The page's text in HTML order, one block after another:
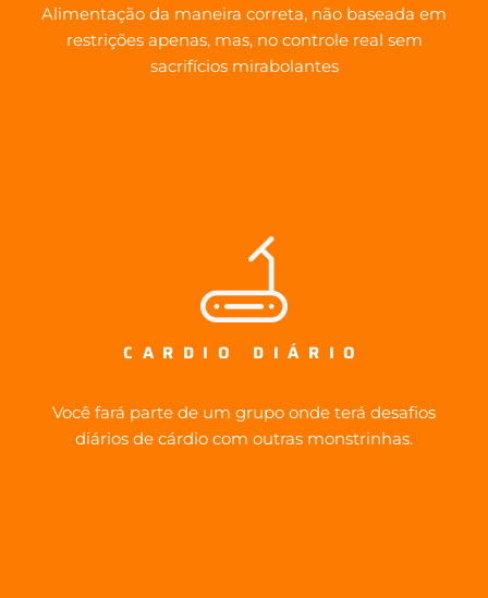
Alimentação da maneira correta, não baseada em
restrições apenas, mas, no controle real sem
sacrifícios mirabolantes
CARDIO DIÁRIO
Você fará parte de um grupo onde terá desafios
diários de cárdio com outras monstrinhas.